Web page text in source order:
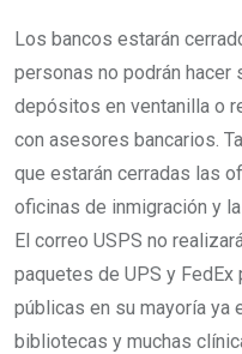
Los bancos estarán
personas no podrán
depósitos en ventanilla o
con asesores bancarios.
que estarán cerradas las
oficinas de inmigración y
El correo USPS no
paquetes de UPS y
públicas en su mayoría ya
bibliotecas y muchas